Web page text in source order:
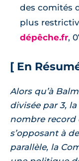
des comités
plus
dépêche.fr,
[ En
Alors qu’à
divisée par 3,
nombre record
s’opposant à
parallèle, la